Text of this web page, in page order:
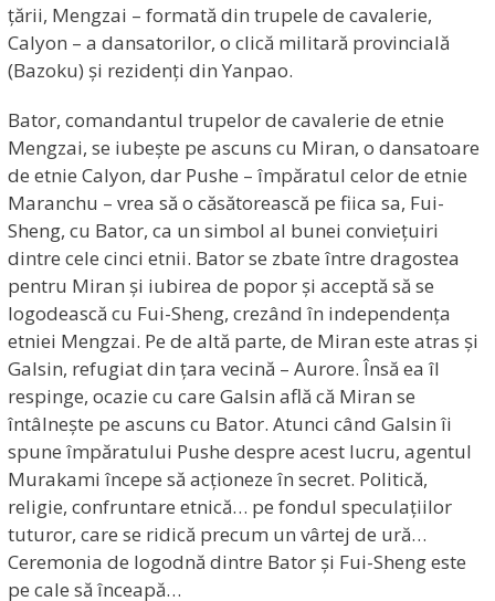
țării, Mengzai – formată din trupele de cavalerie,
Calyon – a dansatorilor, o clică militară provincială
(Bazoku) și rezidenți din Yanpao.
Bator, comandantul trupelor de cavalerie de etnie
Mengzai, se iubește pe ascuns cu Miran, o dansatoare
de etnie Calyon, dar Pushe – împăratul celor de etnie
Maranchu – vrea să o căsătorească pe fiica sa, Fui-
Sheng, cu Bator, ca un simbol al bunei conviețuiri
dintre cele cinci etnii. Bator se zbate între dragostea
pentru Miran și iubirea de popor și acceptă să se
logodească cu Fui-Sheng, crezând în independența
etniei Mengzai. Pe de altă parte, de Miran este atras și
Galsin, refugiat din țara vecină – Aurore. Însă ea îl
respinge, ocazie cu care Galsin află că Miran se
întâlnește pe ascuns cu Bator. Atunci când Galsin îi
spune împăratului Pushe despre acest lucru, agentul
Murakami începe să acționeze în secret. Politică,
religie, confruntare etnică… pe fondul speculațiilor
tuturor, care se ridică precum un vârtej de ură…
Ceremonia de logodnă dintre Bator și Fui-Sheng este
pe cale să înceapă…